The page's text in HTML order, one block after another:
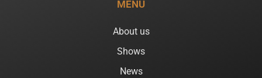
MENU
About us
Shows
News